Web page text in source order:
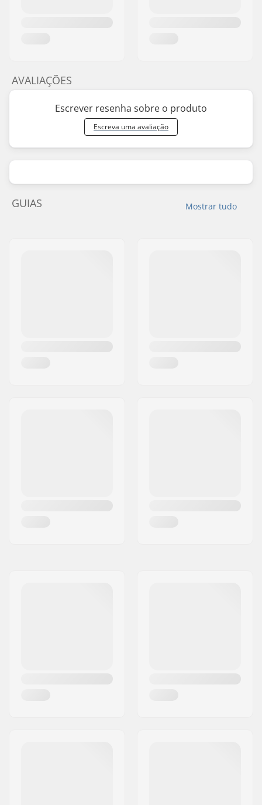
AVALIAÇÕES
Escrever resenha sobre o produto
Escreva uma avaliação
Mostrar tudo
GUIAS